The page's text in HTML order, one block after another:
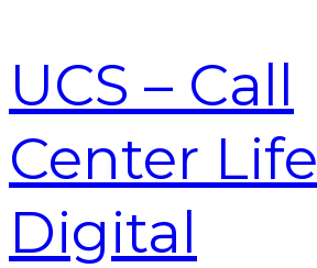
UCS – Call
Center Life
Digital